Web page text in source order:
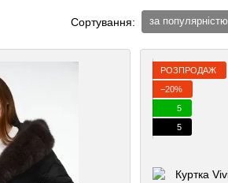
Сортування: за популярністю
РОЗПРОДАЖ
−20%
5
5